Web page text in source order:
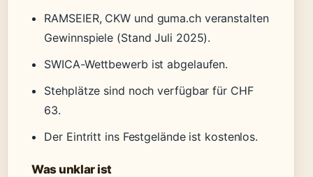
RAMSEIER, CKW und guma.ch veranstalten
Gewinnspiele (Stand Juli 2025).
SWICA-Wettbewerb ist abgelaufen.
Stehplätze sind noch verfügbar für CHF
63.
Der Eintritt ins Festgelände ist kostenlos.
Was unklar ist